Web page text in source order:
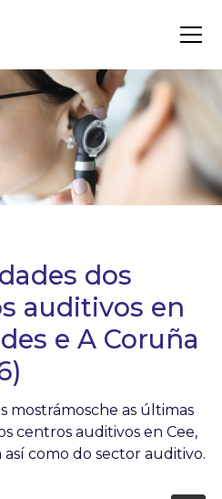
dos
auditivos en
e A Coruña
mostrámosche as últimas
centros auditivos en Cee,
así como do sector auditivo.